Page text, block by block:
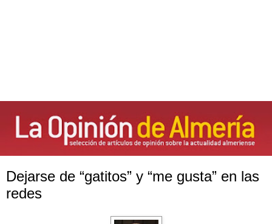
Dejarse de “gatitos” y “me gusta” en las
redes